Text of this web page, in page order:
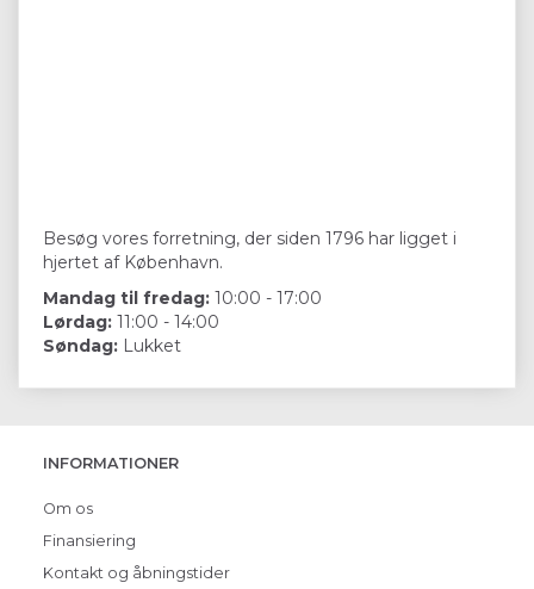
Besøg vores forretning, der siden 1796 har ligget i
hjertet af København.
Mandag til fredag: 10:00 - 17:00
Lørdag: 11:00 - 14:00
Søndag: Lukket
INFORMATIONER
Om os
Finansiering
Kontakt og åbningstider